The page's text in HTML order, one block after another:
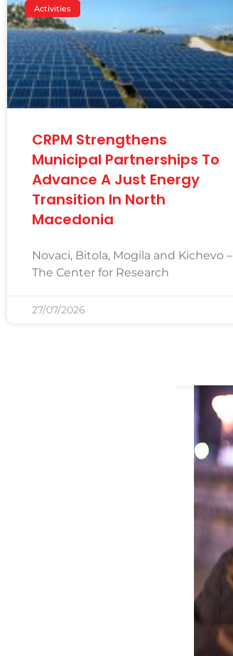
Activities
CRPM Strengthens
Municipal Partnerships To
Advance A Just Energy
Transition In North
Macedonia
Novaci, Bitola, Mogila and Kichevo –
The Center for Research
27/07/2026